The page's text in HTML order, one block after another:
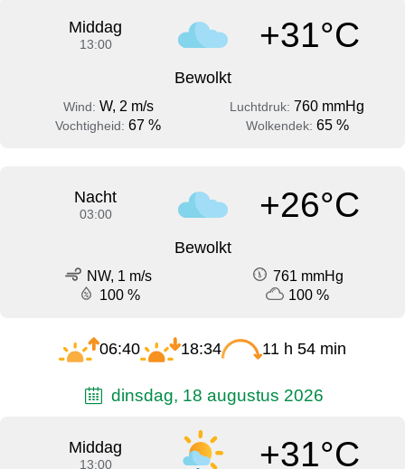
Middag
13:00 +31°C
Bewolkt
Wind: W, 2 m/s Luchtdruk: 760 mmHg
Vochtigheid: 67 % Wolkendek: 65 %
Nacht
03:00 +26°C
Bewolkt
NW, 1 m/s
761 mmHg
100 %
100 %
06:40 18:34 11 h 54 min
dinsdag, 18 augustus 2026
Middag
13:00 +31°C